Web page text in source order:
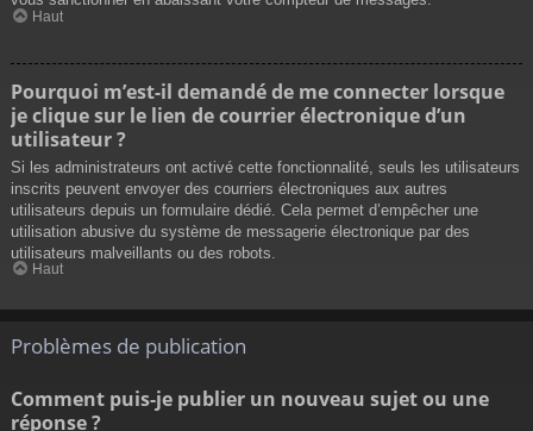
Haut
Pourquoi m’est-il demandé de me connecter lorsque
je clique sur le lien de courrier électronique d’un
utilisateur ?
Si les administrateurs ont activé cette fonctionnalité, seuls les utilisateurs
inscrits peuvent envoyer des courriers électroniques aux autres
utilisateurs depuis un formulaire dédié. Cela permet d’empêcher une
utilisation abusive du système de messagerie électronique par des
utilisateurs malveillants ou des robots.
Haut
Problèmes de publication
Comment puis-je publier un nouveau sujet ou une
réponse ?